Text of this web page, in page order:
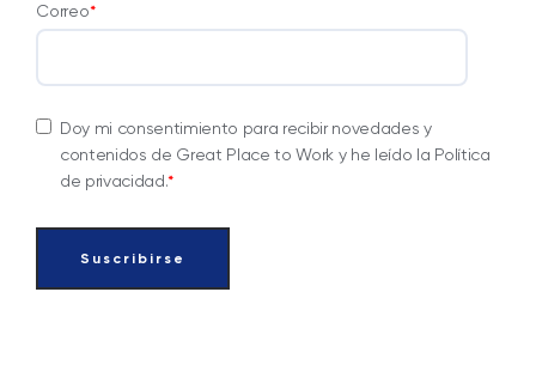
Correo*
Doy mi consentimiento para recibir novedades y
contenidos de Great Place to Work y he leído la Política
de privacidad.*